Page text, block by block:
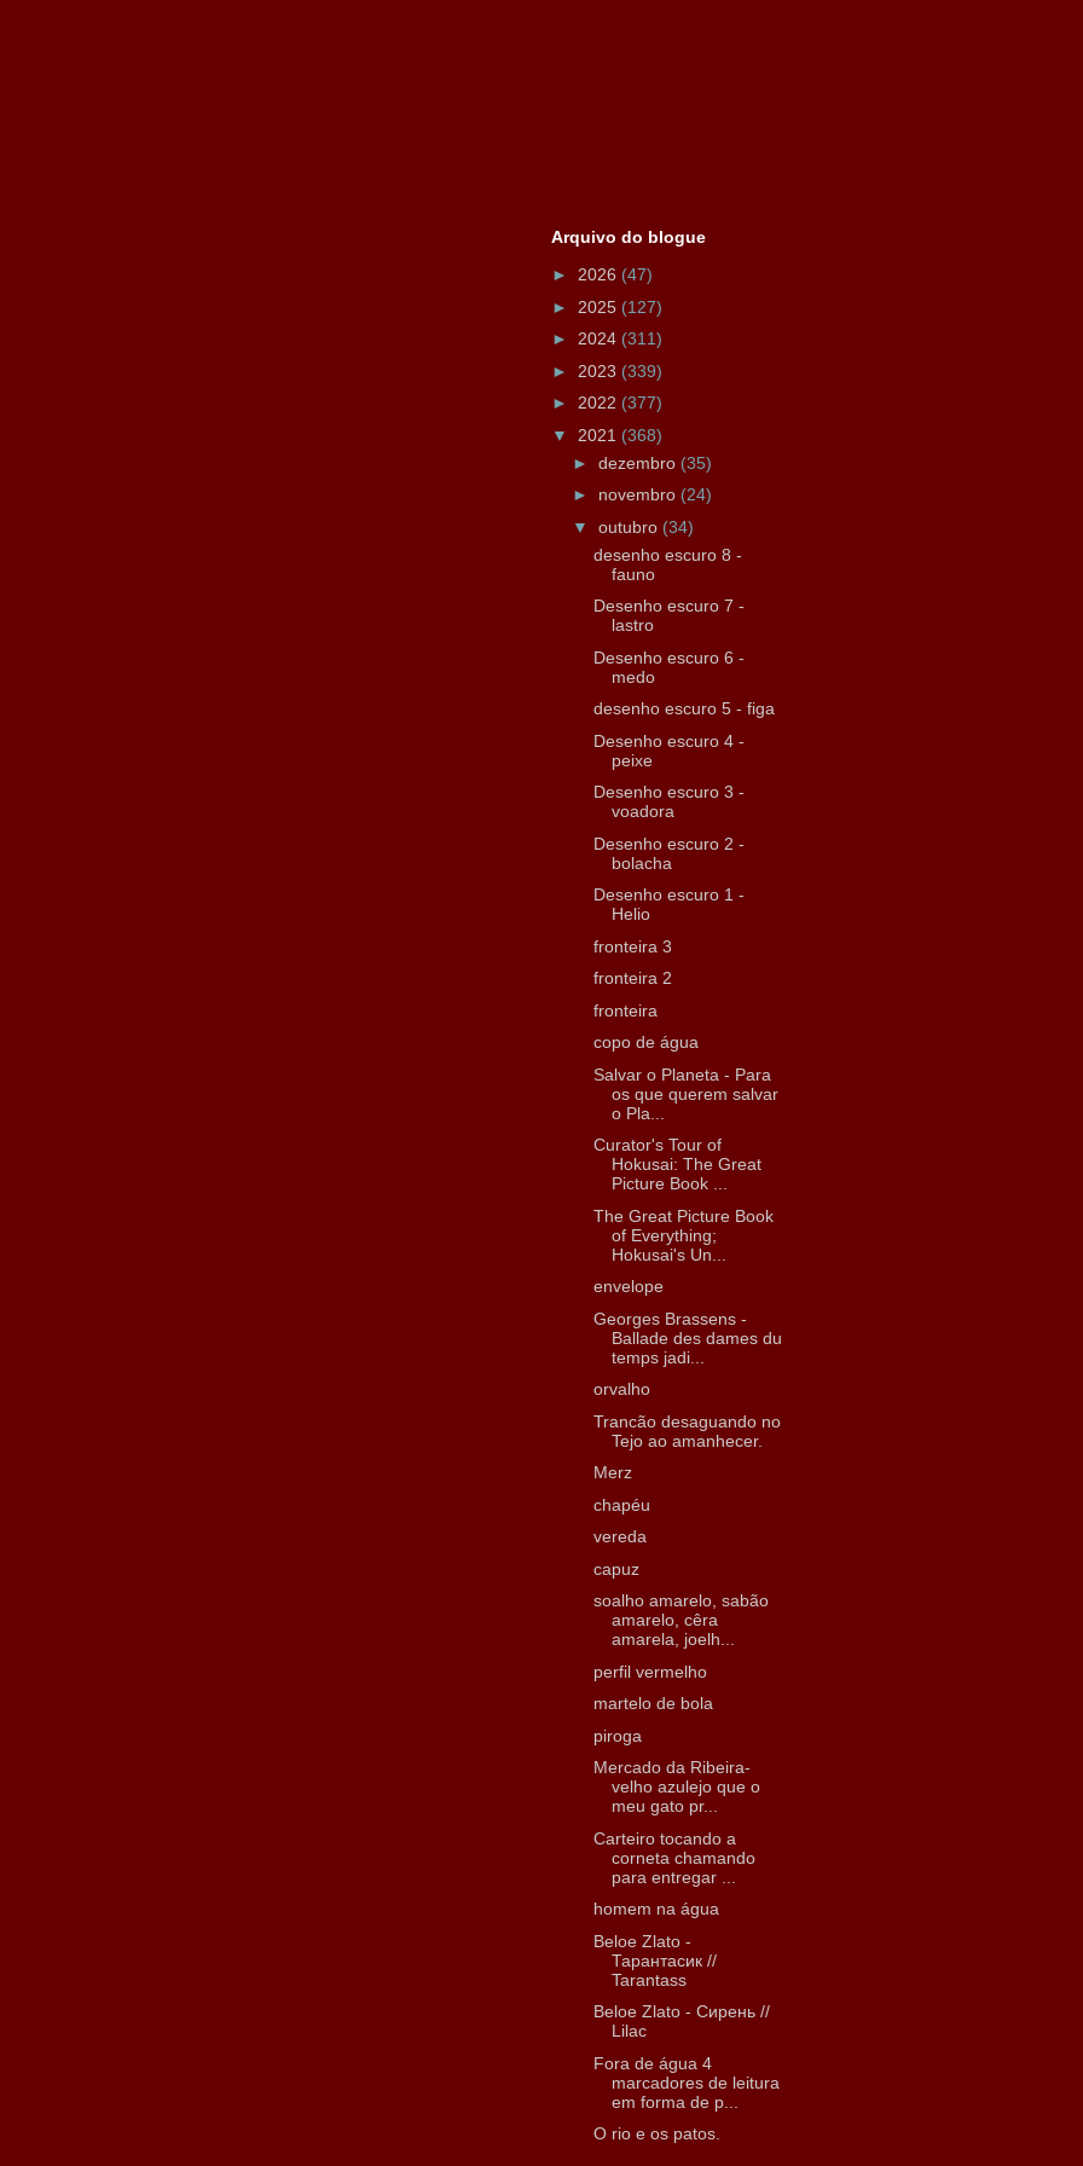
Arquivo do blogue
► 2026 (47)
► 2025 (127)
► 2024 (311)
► 2023 (339)
► 2022 (377)
▼ 2021 (368)
► dezembro (35)
► novembro (24)
▼ outubro (34)
desenho escuro 8 -
fauno
Desenho escuro 7 -
lastro
Desenho escuro 6 -
medo
desenho escuro 5 - figa
Desenho escuro 4 -
peixe
Desenho escuro 3 -
voadora
Desenho escuro 2 -
bolacha
Desenho escuro 1 -
Helio
fronteira 3
fronteira 2
fronteira
copo de água
Salvar o Planeta - Para
os que querem salvar
o Pla...
Curator's Tour of
Hokusai: The Great
Picture Book ...
The Great Picture Book
of Everything;
Hokusai's Un...
envelope
Georges Brassens -
Ballade des dames du
temps jadi...
orvalho
Trancão desaguando no
Tejo ao amanhecer.
Merz
chapéu
vereda
capuz
soalho amarelo, sabão
amarelo, cêra
amarela, joelh...
perfil vermelho
martelo de bola
piroga
Mercado da Ribeira-
velho azulejo que o
meu gato pr...
Carteiro tocando a
corneta chamando
para entregar ...
homem na água
Beloe Zlato -
Тарантасик //
Tarantass
Beloe Zlato - Сирень //
Lilac
Fora de água 4
marcadores de leitura
em forma de p...
O rio e os patos.